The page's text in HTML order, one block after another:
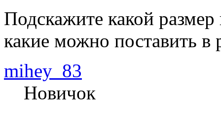
Подскажите какой
какие можно поставить
mihey_83
Новичок